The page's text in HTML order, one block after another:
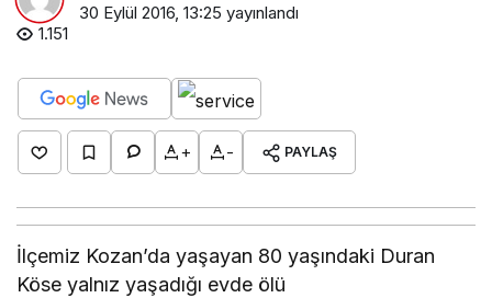
30 Eylül 2016, 13:25 yayınlandı
1.151
+ - PAYLAŞ
İlçemiz Kozan’da yaşayan 80 yaşındaki Duran
Köse yalnız yaşadığı evde ölü